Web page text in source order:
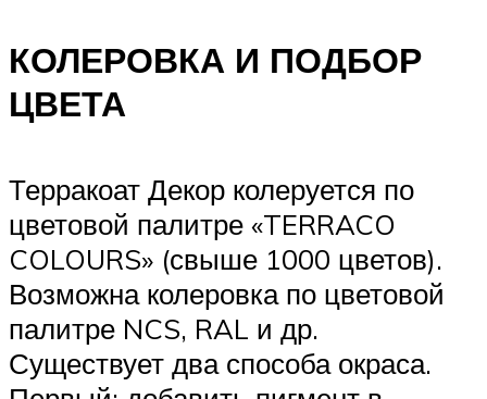
КОЛЕРОВКА И ПОДБОР
ЦВЕТА
Терракоат Декор колеруется по
цветовой палитре «TERRACO
COLOURS» (свыше 1000 цветов).
Возможна колеровка по цветовой
палитре NCS, RAL и др.
Существует два способа окраса.